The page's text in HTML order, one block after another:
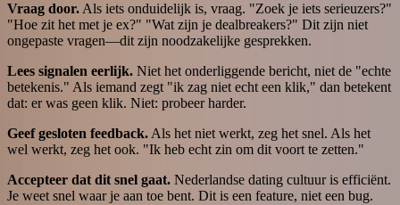
Vraag door. Als iets onduidelijk is, vraag. "Zoek je iets serieuzers?"
"Hoe zit het met je ex?" "Wat zijn je dealbreakers?" Dit zijn niet
ongepaste vragen—dit zijn noodzakelijke gesprekken.
Lees signalen eerlijk. Niet het onderliggende bericht, niet de "echte
betekenis." Als iemand zegt "ik zag niet echt een klik," dan betekent
dat: er was geen klik. Niet: probeer harder.
Geef gesloten feedback. Als het niet werkt, zeg het snel. Als het
wel werkt, zeg het ook. "Ik heb echt zin om dit voort te zetten."
Accepteer dat dit snel gaat. Nederlandse dating cultuur is efficiënt.
Je weet snel waar je aan toe bent. Dit is een feature, niet een bug.